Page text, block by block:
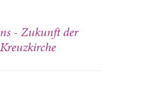
- Zukunft der